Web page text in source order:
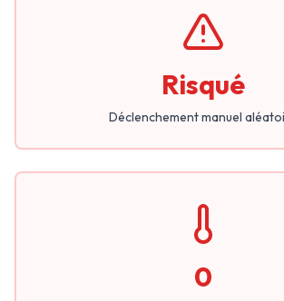
Risqué
Déclenchement manuel
0